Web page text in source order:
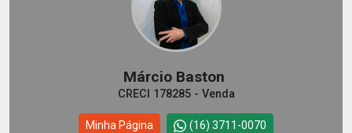
Márcio Baston
CRECI 178285 - Venda
Minha Página (16) 3711-0070